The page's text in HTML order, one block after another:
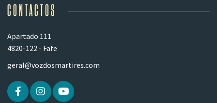
CONTACTOS
Apartado 111
4820-122 - Fafe
geral@vozdosmartires.com